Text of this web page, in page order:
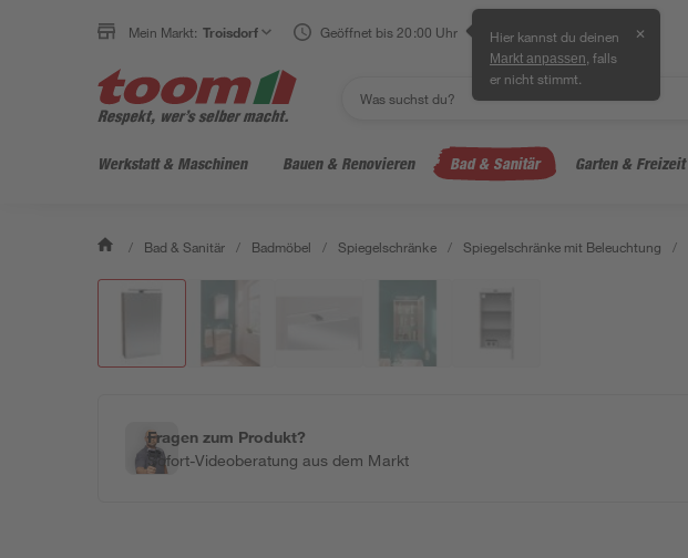
Mein Markt: Troisdorf Geöffnet bis 20:00 Uhr Hier kannst du deinen
Markt anpassen , falls
er nicht stimmt.
✕
Werkstatt & Maschinen Bauen & Renovieren Bad & Sanitär Garten & Freizeit
/ Bad & Sanitär / Badmöbel / Spiegelschränke / Spiegelschränke mit Beleuchtung /
Fragen zum Produkt?
Sofort-Videoberatung aus dem Markt